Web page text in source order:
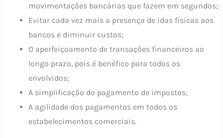
movimentações bancárias que fazem em segundos;
Evitar cada vez mais a presença de idas físicas aos
bancos e diminuir custos;
O aperfeiçoamento de transações financeiros ao
longo prazo, pois é benéfico para todos os
envolvidos;
A simplificação do pagamento de impostos;
A agilidade dos pagamentos em todos os
estabelecimentos comerciais.